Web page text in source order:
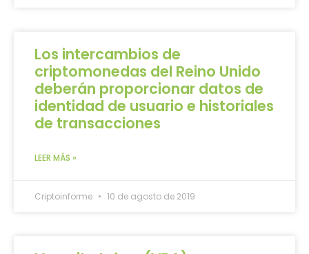
Los intercambios de
criptomonedas del Reino Unido
deberán proporcionar datos de
identidad de usuario e historiales
de transacciones
LEER MÁS »
Criptoinforme 10 de agosto de 2019